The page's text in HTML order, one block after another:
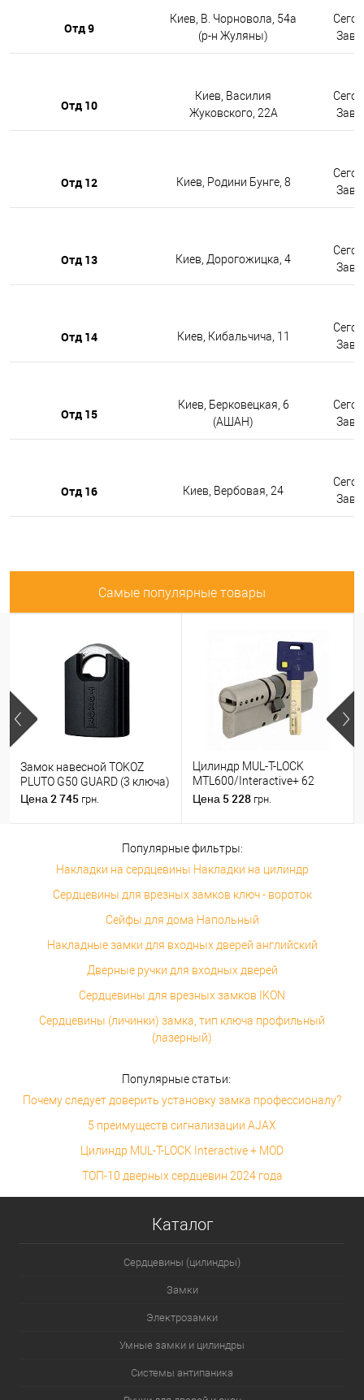
Отд 9
Киев, В. Чорновола, 54а
(р-н Жуляны)
Отд 10
Киев, Василия
Жуковского, 22А
Отд 12 Киев, Родини Бунге, 8
Отд 13 Киев, Дорогожицка, 4
Отд 14 Киев, Кибальчича, 11
Отд 15
Киев, Берковецкая, 6
(АШАН)
Отд 16 Киев, Вербовая, 24
Самые популярные товары
Замок навесной TOKOZ
PLUTO G50 GUARD (3 ключа)
Цена 2 745 грн.
Цилиндр MUL-T-LOCK
MTL600/Interactive+ 62
(31*31) никель сатин
Цена 5 228 грн.
Популярные фильтры:
Накладки на сердцевины Накладки на цилиндр
Сердцевины для врезных замков ключ - вороток
Сейфы для дома Напольный
Накладные замки для входных дверей английский
Дверные ручки для входных дверей
Сердцевины для врезных замков IKON
Сердцевины (личинки) замка, тип ключа профильный
(лазерный)
Популярные статьи:
Почему следует доверить установку замка профессионалу?
5 преимуществ сигнализации AJAX
Цилиндр MUL-T-LOCK Interactive + MOD
ТОП-10 дверных сердцевин 2024 года
Каталог
Сердцевины (цилиндры)
Замки
Электрозамки
Умные замки и цилиндры
Системы антипаника